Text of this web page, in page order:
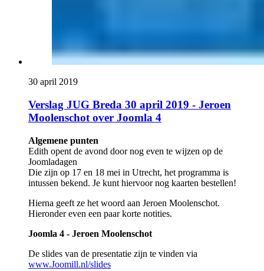
30 april 2019
Verslag JUG Breda 30 april 2019 - Jeroen
Moolenschot over Joomla 4
Algemene punten
Edith opent de avond door nog even te wijzen op de
Joomladagen
Die zijn op 17 en 18 mei in Utrecht, het programma is
intussen bekend. Je kunt hiervoor nog kaarten bestellen!
Hierna geeft ze het woord aan Jeroen Moolenschot.
Hieronder even een paar korte notities.
Joomla 4 - Jeroen Moolenschot
De slides van de presentatie zijn te vinden via
www.Joomill.nl/slides